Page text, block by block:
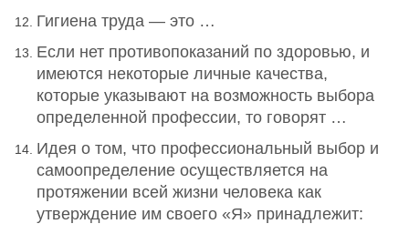
Гигиена труда — это …
Если нет противопоказаний по здоровью, и
имеются некоторые личные качества,
которые указывают на возможность выбора
определенной профессии, то говорят …
Идея о том, что профессиональный выбор и
самоопределение осуществляется на
протяжении всей жизни человека как
утверждение им своего «Я» принадлежит: